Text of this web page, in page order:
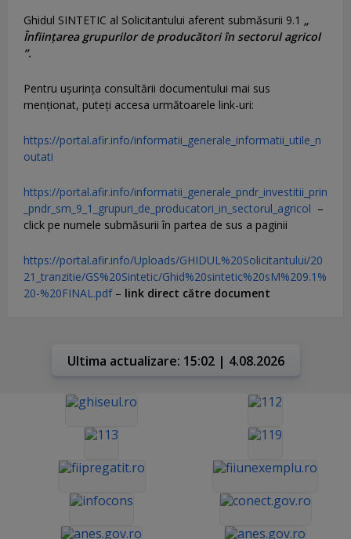
Ghidul SINTETIC al Solicitantului aferent submăsurii 9.1 „
Înființarea grupurilor de producători în sectorul agricol
”.
Pentru uşurinţa consultării documentului mai sus
menţionat, puteţi accesa următoarele link-uri:
https://portal.afir.info/informatii_generale_informatii_utile_n
outati
https://portal.afir.info/informatii_generale_pndr_investitii_prin
_pndr_sm_9_1_grupuri_de_producatori_in_sectorul_agricol –
click pe numele submăsurii în partea de sus a paginii
https://portal.afir.info/Uploads/GHIDUL%20Solicitantului/20
21_tranzitie/GS%20Sintetic/Ghid%20sintetic%20sM%209.1%
20-%20FINAL.pdf– link direct către document
Ultima actualizare: 15:02 | 4.08.2026